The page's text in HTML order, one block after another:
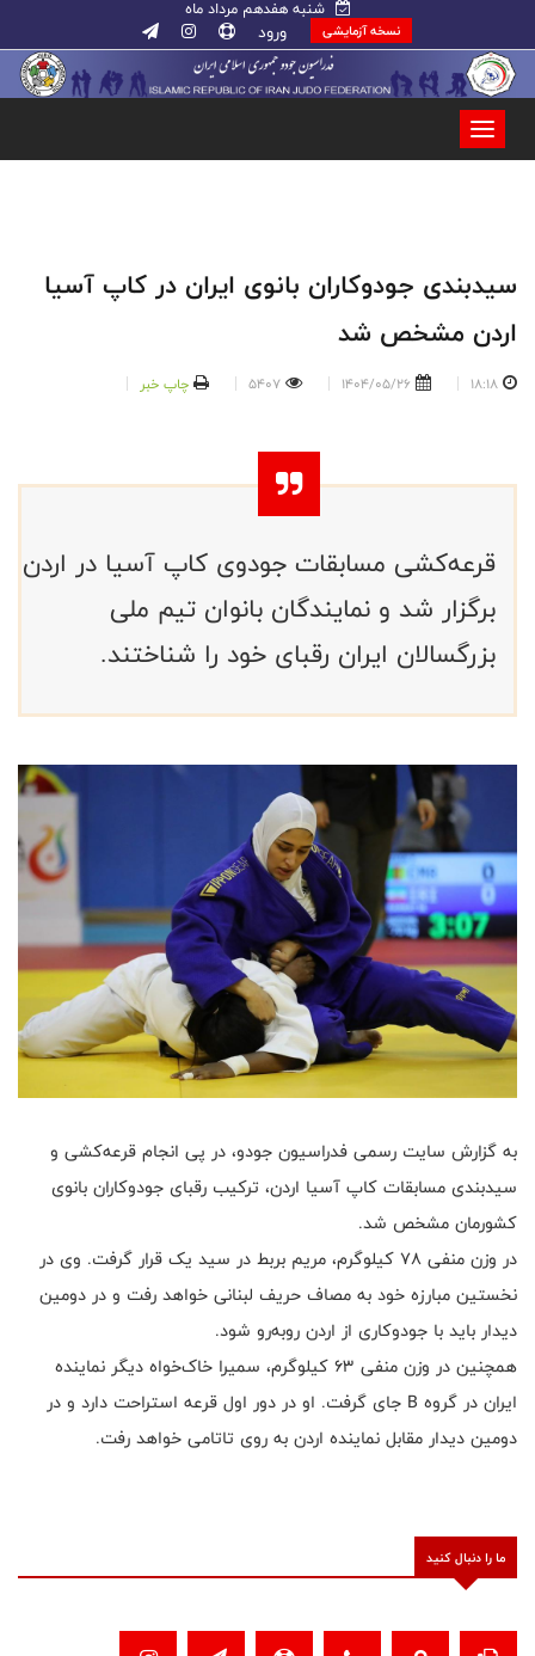
شنبه هفدهم مرداد ماه
نسخه آزمایشی ورود
سیدبندی جودوکاران بانوی ایران در کاپ آسیا
اردن مشخص شد
18:18
1404/05/26
5407 چاپ خبر
قرعه‌کشی مسابقات جودوی کاپ آسیا در اردن
برگزار شد و نمایندگان بانوان تیم ملی
بزرگسالان ایران رقبای خود را شناختند.
به گزارش سایت رسمی فدراسیون جودو، در پی انجام قرعه‌کشی و
سیدبندی مسابقات کاپ آسیا اردن، ترکیب رقبای جودوکاران بانوی
کشورمان مشخص شد.
در وزن منفی ۷۸ کیلوگرم، مریم بربط در سید یک قرار گرفت. وی در
نخستین مبارزه خود به مصاف حریف لبنانی خواهد رفت و در دومین
دیدار باید با جودوکاری از اردن روبه‌رو شود.
همچنین در وزن منفی ۶۳ کیلوگرم، سمیرا خاک‌خواه دیگر نماینده
ایران در گروه B جای گرفت. او در دور اول قرعه استراحت دارد و در
دومین دیدار مقابل نماینده اردن به روی تاتامی خواهد رفت.
ما را دنبال کنید